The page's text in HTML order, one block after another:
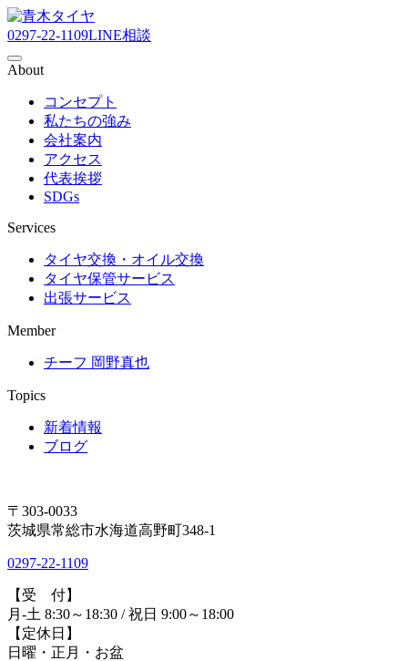
0297-22-1109LINE相談
About
コンセプト
私たちの強み
会社案内
アクセス
代表挨拶
SDGs
Services
タイヤ交換・オイル交換
タイヤ保管サービス
出張サービス
Member
チーフ 岡野真也
Topics
新着情報
ブログ
〒303-0033
茨城県常総市水海道高野町348-1
0297-22-1109
【受 付】
月-土 8:30～18:30 / 祝日 9:00～18:00
【定休日】
日曜・正月・お盆